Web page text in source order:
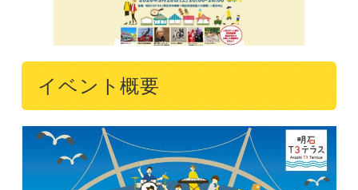
イベント概要